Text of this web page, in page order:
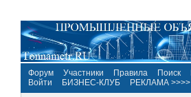
Форум Участники Правила Поиск
Войти
БИЗНЕС-КЛУБ РЕКЛАМА >>>>